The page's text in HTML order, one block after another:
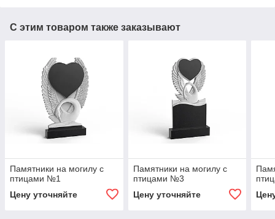
С этим товаром также заказывают
Памятники на могилу с
птицами №1
Цену уточняйте
Памятники на могилу с
птицами №3
Цену уточняйте